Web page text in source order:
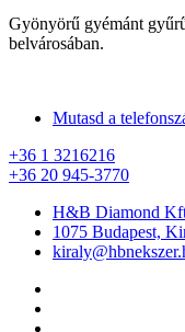
Gyönyörű gyémánt
belvárosában.
Mutasd a
+36 1 3216216
+36 20 945-3770
H&B Diamond
1075 Budapest,